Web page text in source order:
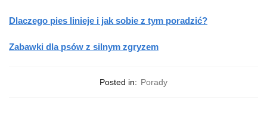
Dlaczego pies linieje i jak sobie z tym poradzić?
Zabawki dla psów z silnym zgryzem
Posted in: Porady